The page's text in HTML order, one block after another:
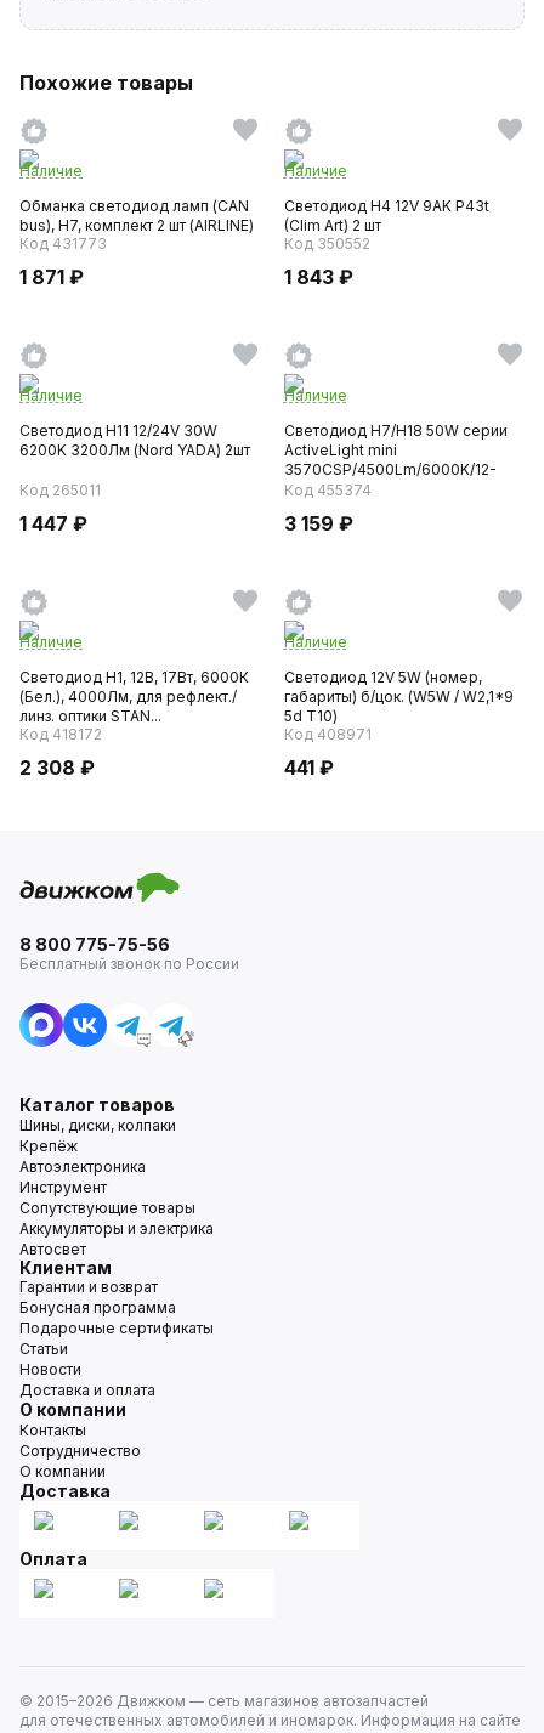
Похожие товары
Наличие
Обманка светодиод ламп (CAN
bus), H7, комплект 2 шт (AIRLINE)
Код 431773
1 871 ₽
Наличие
Светодиод H4 12V 9AK P43t
(Clim Art) 2 шт
Код 350552
1 843 ₽
Наличие
Светодиод H11 12/24V 30W
6200K 3200Лм (Nord YADA) 2шт
Код 265011
1 447 ₽
Наличие
Светодиод H7/H18 50W серии
ActiveLight mini
3570CSP/4500Lm/6000K/12-
24V,кулер...
Код 455374
3 159 ₽
Наличие
Светодиод H1, 12В, 17Вт, 6000К
(Бел.), 4000Лм, для рефлект./
линз. оптики STAN...
Код 418172
2 308 ₽
Наличие
Светодиод 12V 5W (номер,
габариты) б/цок. (W5W / W2,1*9
5d T10)
Код 408971
441 ₽
8 800 775-75-56
Бесплатный звонок по России
Каталог товаров
Шины, диски, колпаки
Крепёж
Автоэлектроника
Инструмент
Сопутствующие товары
Аккумуляторы и электрика
Автосвет
Клиентам
Гарантии и возврат
Бонусная программа
Подарочные сертификаты
Статьи
Новости
Доставка и оплата
О компании
Контакты
Сотрудничество
О компании
Доставка
Оплата
© 2015–2026 Движком — сеть магазинов автозапчастей
для отечественных автомобилей и иномарок. Информация на сайте